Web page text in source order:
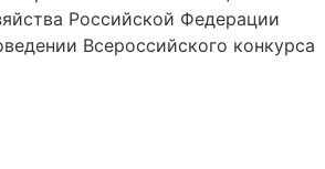
Российской Федерации
Всероссийского конкурса